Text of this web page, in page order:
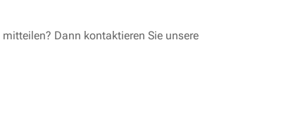
Dann kontaktieren Sie unsere